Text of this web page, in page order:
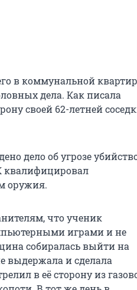
в коммунальной
дела. Как писала
своей 62-летней
дело об угрозе
квалифицировал
оружия.
что ученик
играми и не
собиралась выйти на
выдержала и сделала
в её сторону из